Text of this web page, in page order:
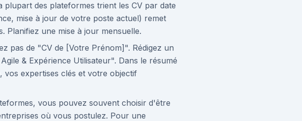
plupart des plateformes trient les CV par date
mise à jour de votre poste actuel) remet
une mise à jour mensuelle.
pas de "CV de [Votre Prénom]". Rédigez un
& Expérience Utilisateur". Dans le résumé
expertises clés et votre objectif
vous pouvez souvent choisir d'être
où vous postulez. Pour une